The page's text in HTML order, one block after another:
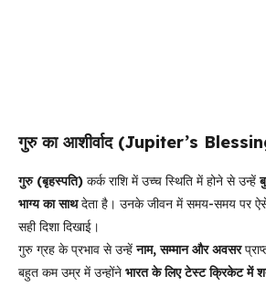
गुरु का आशीर्वाद (Jupiter’s
गुरु (बृहस्पति) कर्क राशि में उच्च स्थिति में होने से उन्हें
भाग्य का साथदेता है। उनके जीवन में समय-समय पर ऐसे
सही दिशा दिखाई।
गुरु ग्रह के प्रभाव से उन्हेंनाम, सम्मान और अवसर
बहुत कम उम्र में उन्होंने भारत के लिए टेस्ट क्रिकेट में